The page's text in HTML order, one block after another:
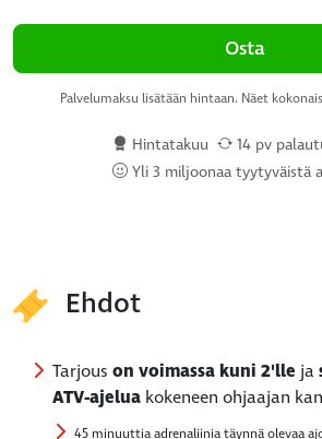
Osta
Palvelumaksu lisätään hintaan. Näet
Hintatakuu
14 pv
Yli 3 miljoonaa tyytyväistä
Ehdot
Tarjous on voimassa kuni 2'lle ja
ATV-ajelua kokeneen ohjaajan
45 minuuttia adrenaliinia täynnä olevaa